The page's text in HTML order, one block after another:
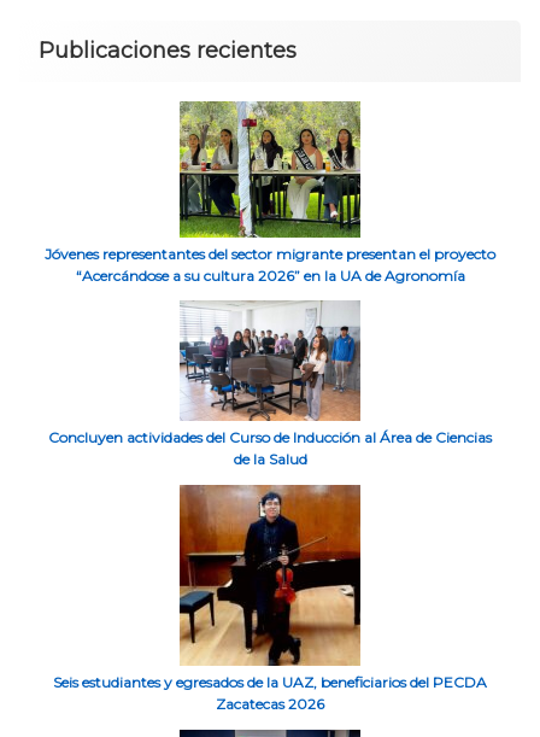
Publicaciones recientes
Jóvenes representantes del sector migrante presentan el proyecto
“Acercándose a su cultura 2026” en la UA de Agronomía
Concluyen actividades del Curso de Inducción al Área de Ciencias
de la Salud
Seis estudiantes y egresados de la UAZ, beneficiarios del PECDA
Zacatecas 2026